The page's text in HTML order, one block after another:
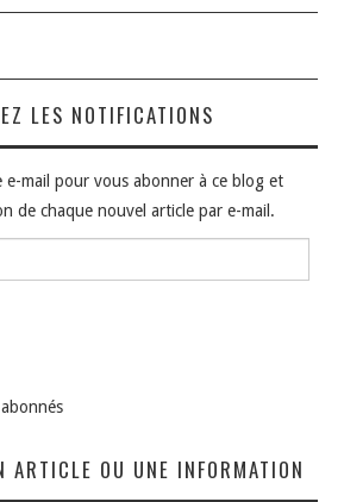
LES NOTIFICATIONS
e-mail pour vous abonner à ce blog et
de chaque nouvel article par e-mail.
ARTICLE OU UNE INFORMATION